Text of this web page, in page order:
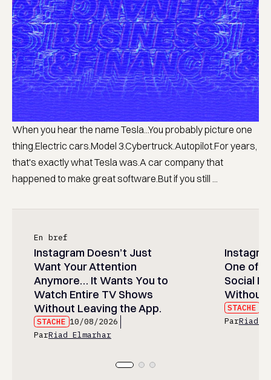
When you hear the name Tesla...You probably picture one
thing.Electric cars.Model 3.Cybertruck.Autopilot.For years,
that's exactly what Tesla was.A car company that
happened to make great software.But if you still ...
En bref
Instagram Doesn’t Just
Want Your Attention
Anymore… It Wants You to
Watch Entire TV Shows
Without Leaving the App.
STACHE 10/08/2026
ParRiad Elmarhar
One of
Social
Without
STACHE
ParRiad